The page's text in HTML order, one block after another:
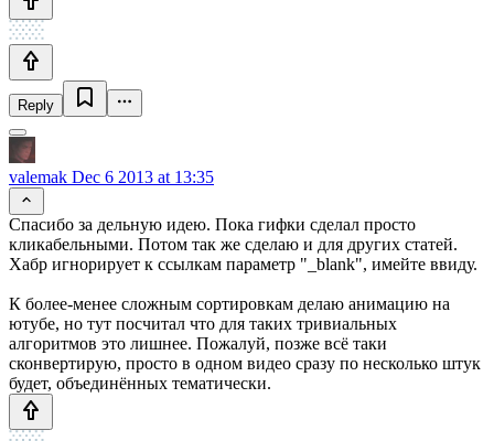
Reply
valemak Dec 6 2013 at 13:35
Спасибо за дельную идею. Пока гифки сделал просто
кликабельными. Потом так же сделаю и для других статей.
Хабр игнорирует к ссылкам параметр "_blank", имейте ввиду.
К более-менее сложным сортировкам делаю анимацию на
ютубе, но тут посчитал что для таких тривиальных
алгоритмов это лишнее. Пожалуй, позже всё таки
сконвертирую, просто в одном видео сразу по несколько штук
будет, объединённых тематически.